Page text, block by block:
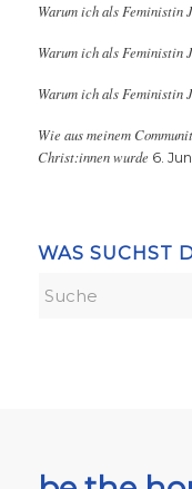
Warum ich als Feministin
Warum ich als Feministin
Warum ich als Feministin
Wie aus meinem
Christ:innen wurde 6.
WAS SUCHST